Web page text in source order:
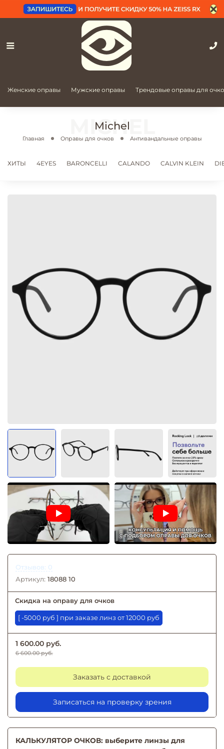
Женские оправы Мужские оправы Трендовые оправы для
Michel
Главная Оправы для очков Антивандальные оправы
ХИТЫ 4EYES BARONCELLI CALANDO CALVIN KLEIN
Отзывов: 0
Артикул: 18088 10
Скидка на оправу для очков
[ -5000 руб ] при заказе линз от 12000 руб
1 600.00 руб.
6 600.00 руб.
Заказать с доставкой
Записаться на проверку зрения
КАЛЬКУЛЯТОР ОЧКОВ: выберите линзы для